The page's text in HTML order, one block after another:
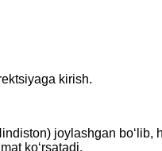
kirish.
joylashgan
koʻrsatadi.